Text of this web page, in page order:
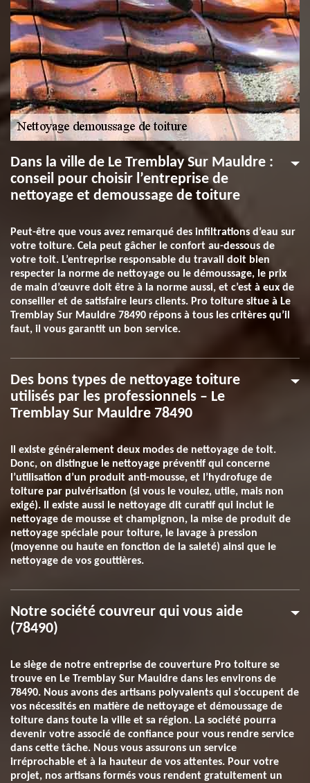
Dans la ville de Le Tremblay Sur Mauldre :
conseil pour choisir l’entreprise de
nettoyage et demoussage de toiture
Peut-être que vous avez remarqué des infiltrations d’eau sur
votre toiture. Cela peut gâcher le confort au-dessous de
votre toit. L’entreprise responsable du travail doit bien
respecter la norme de nettoyage ou le démoussage, le prix
de main d’œuvre doit être à la norme aussi, et c’est à eux de
conseiller et de satisfaire leurs clients. Pro toiture situe à Le
Tremblay Sur Mauldre 78490 répons à tous les critères qu’il
faut, il vous garantit un bon service.
Des bons types de nettoyage toiture
utilisés par les professionnels – Le
Tremblay Sur Mauldre 78490
Il existe généralement deux modes de nettoyage de toit.
Donc, on distingue le nettoyage préventif qui concerne
l’utilisation d’un produit anti-mousse, et l’hydrofuge de
toiture par pulvérisation (si vous le voulez, utile, mais non
exigé). Il existe aussi le nettoyage dit curatif qui inclut le
nettoyage de mousse et champignon, la mise de produit de
nettoyage spéciale pour toiture, le lavage à pression
(moyenne ou haute en fonction de la saleté) ainsi que le
nettoyage de vos gouttières.
Notre société couvreur qui vous aide
(78490)
Le siège de notre entreprise de couverture Pro toiture se
trouve en Le Tremblay Sur Mauldre dans les environs de
78490. Nous avons des artisans polyvalents qui s’occupent de
vos nécessités en matière de nettoyage et démoussage de
toiture dans toute la ville et sa région. La société pourra
devenir votre associé de confiance pour vous rendre service
dans cette tâche. Nous vous assurons un service
irréprochable et à la hauteur de vos attentes. Pour votre
projet, nos artisans formés vous rendent gratuitement un